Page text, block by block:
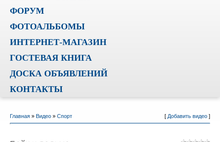
ФОРУМ
ФОТОАЛЬБОМЫ
ИНТЕРНЕТ-МАГАЗИН
ГОСТЕВАЯ КНИГА
ДОСКА ОБЪЯВЛЕНИЙ
КОНТАКТЫ
Главная» Видео» Спорт [ Добавить видео]